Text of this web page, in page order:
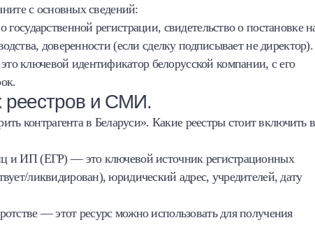
с основных сведений:
регистрации, свидетельство о постановке
доверенности (если сделку подписывает не директор).
ключевой идентификатор белорусской компании, с его
реестров и СМИ.
контрагента в Беларуси». Какие реестры стоит включить в
и ИП (ЕГР) — это ключевой источник регистрационных
ликвидирован), юридический адрес, учредителей, дату
— этот ресурс можно использовать для получения